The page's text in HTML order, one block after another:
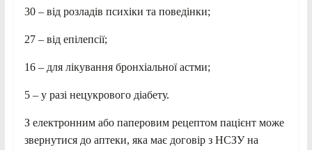
30 – від розладів психіки та поведінки;
27 – від епілепсії;
16 – для лікування бронхіальної астми;
5 – у разі нецукрового діабету.
З електронним або паперовим рецептом пацієнт може
звернутися до аптеки, яка має договір з НСЗУ на